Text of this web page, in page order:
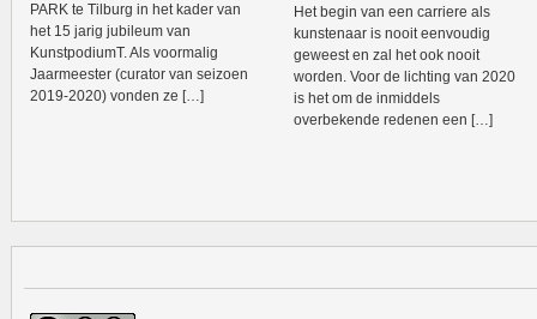
PARK te Tilburg in het kader van
het 15 jarig jubileum van
KunstpodiumT. Als voormalig
Jaarmeester (curator van seizoen
2019-2020) vonden ze […]
Het begin van een carriere als
kunstenaar is nooit eenvoudig
geweest en zal het ook nooit
worden. Voor de lichting van 2020
is het om de inmiddels
overbekende redenen een […]